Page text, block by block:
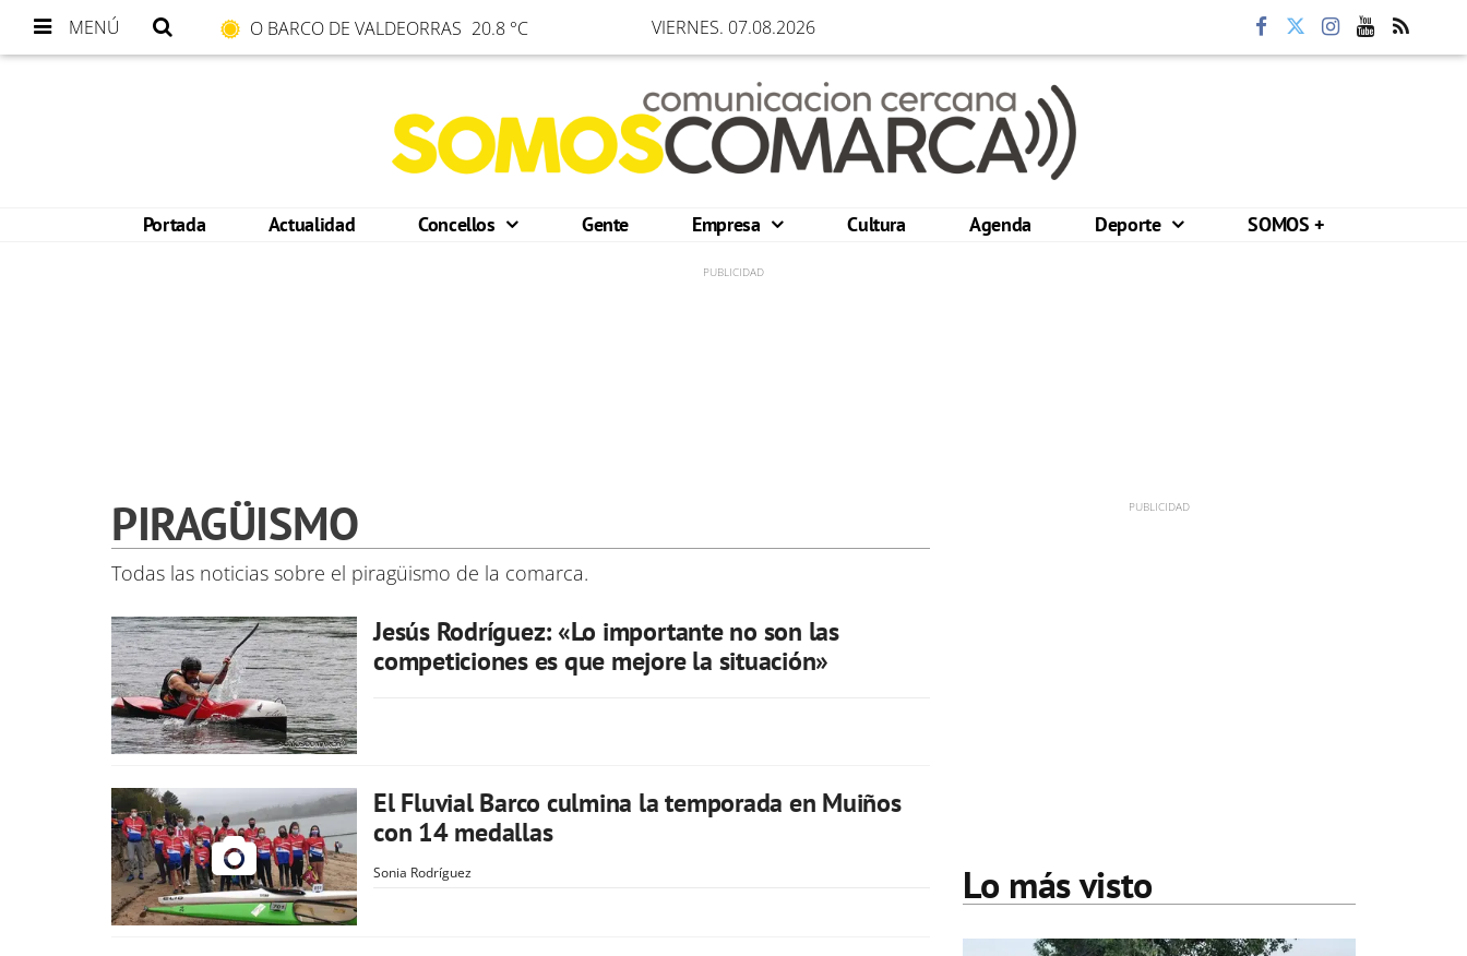
MENÚ O BARCO DE VALDEORRAS 20.8 °C VIERNES. 07.08.2026
Portada Actualidad Concellos Gente Empresa Cultura Agenda Deporte SOMOS +
PIRAGÜISMO
Todas las noticias sobre el piragüismo de la comarca.
Jesús Rodríguez: «Lo importante no son las
competiciones es que mejore la situación»
El Fluvial Barco culmina la temporada en Muiños
con 14 medallas
Sonia Rodríguez Lo más visto